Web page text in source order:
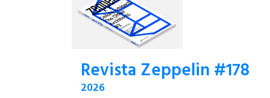
Revista Zeppelin #178
2026